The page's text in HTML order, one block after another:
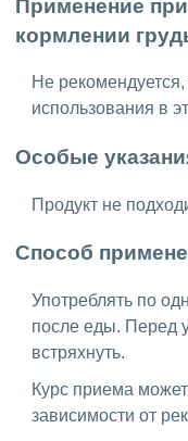
Применение
кормлении
Не рекомендуется,
использования в
Особые
Продукт не
Способ
Употреблять по
после еды. Перед
встряхнуть.
Курс приема
зависимости от